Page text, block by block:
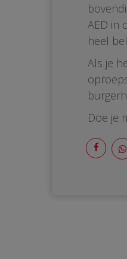
AED in
heel
Als je
Doe je